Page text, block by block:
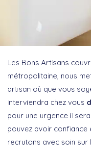
Les Bons Artisans
métropolitaine, nous
artisan où que vous
interviendra chez vous
pour une urgence il
pouvez avoir confiance
recrutons avec soin